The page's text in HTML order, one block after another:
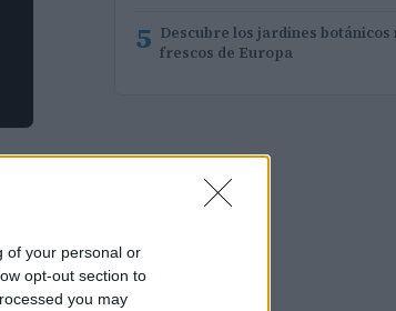
of your personal or
opt-out section to
you may
5 Descubre los jardines botánicos
frescos de Europa